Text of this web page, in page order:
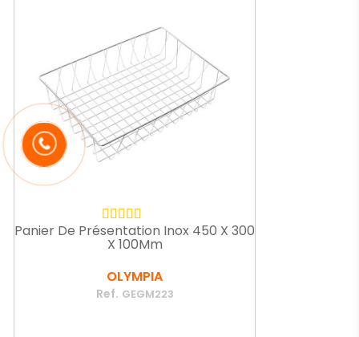
Panier De Présentation Inox 450 X 300
X 100Mm
OLYMPIA
Ref. GEGM223